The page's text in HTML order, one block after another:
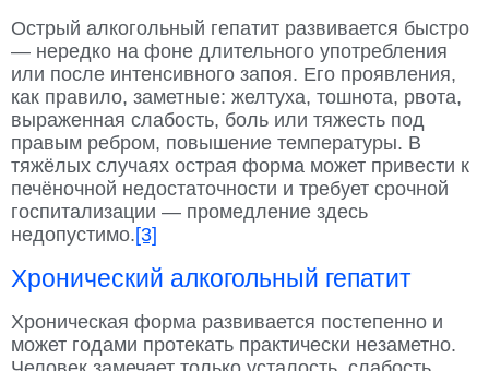
Острый алкогольный гепатит развивается быстро
— нередко на фоне длительного употребления
или после интенсивного запоя. Его проявления,
как правило, заметные: желтуха, тошнота, рвота,
выраженная слабость, боль или тяжесть под
правым ребром, повышение температуры. В
тяжёлых случаях острая форма может привести к
печёночной недостаточности и требует срочной
госпитализации — промедление здесь
недопустимо.[3]
Хронический алкогольный гепатит
Хроническая форма развивается постепенно и
может годами протекать практически незаметно.